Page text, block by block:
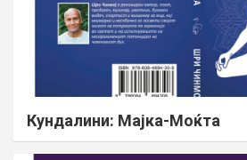
Кундалини: Мајка-Моќта